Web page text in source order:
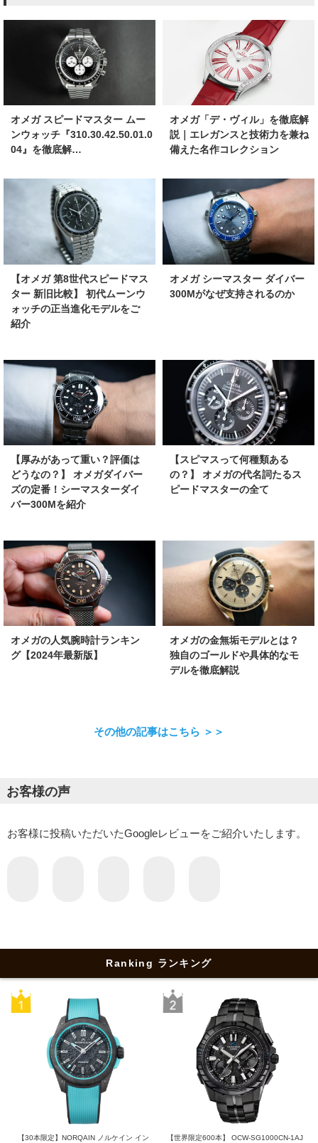
オメガ スピードマスター ムー
ンウォッチ『310.30.42.50.01.0
04』を徹底解…
オメガ「デ・ヴィル」を徹底解
説｜エレガンスと技術力を兼ね
備えた名作コレクション
【オメガ 第8世代スピードマス
ター 新旧比較】 初代ムーンウ
ォッチの正当進化モデルをご
紹介
オメガ シーマスター ダイバー
300Mがなぜ支持されるのか
【厚みがあって重い？評価は
どうなの？】 オメガダイバー
ズの定番！シーマスターダイ
バー300Mを紹介
【スピマスって何種類ある
の？】 オメガの代名詞たるス
ピードマスターの全て
オメガの人気腕時計ランキン
グ【2024年最新版】
オメガの金無垢モデルとは？
独自のゴールドや具体的なモ
デルを徹底解説
その他の記事はこちら ＞＞
お客様の声
お客様に投稿いただいたGoogleレビューをご紹介いたします。
Ranking ランキング
【30本限定】NORQAIN ノルケイン イン
【世界限定600本】 OCW-SG1000CN-1AJ